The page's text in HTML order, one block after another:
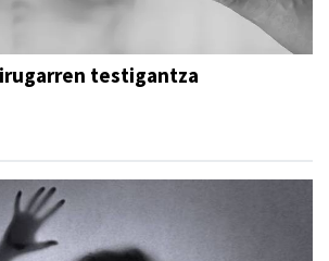
testigantza